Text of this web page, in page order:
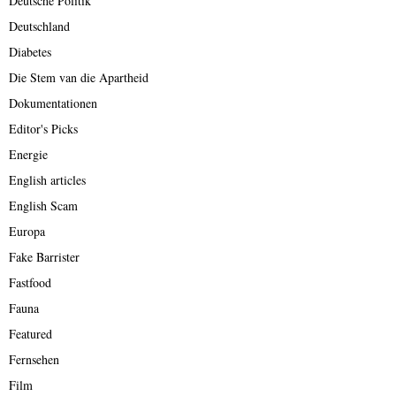
Deutschland
Diabetes
Die Stem van die Apartheid
Dokumentationen
Editor's Picks
Energie
English articles
English Scam
Europa
Fake Barrister
Fastfood
Fauna
Featured
Fernsehen
Film